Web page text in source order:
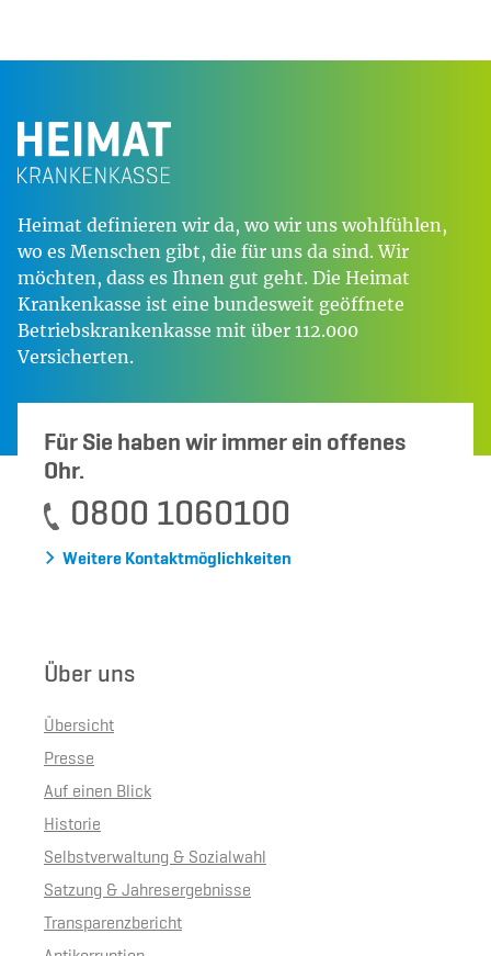
Heimat definieren wir da, wo wir uns wohlfühlen,
wo es Menschen gibt, die für uns da sind. Wir
möchten, dass es Ihnen gut geht. Die Heimat
Krankenkasse ist eine bundesweit geöffnete
Betriebskrankenkasse mit über 112.000
Versicherten.
Für Sie haben wir immer ein offenes
Ohr.
0800 1060100
Weitere Kontaktmöglichkeiten
Über uns
Übersicht
Presse
Auf einen Blick
Historie
Selbstverwaltung & Sozialwahl
Satzung & Jahresergebnisse
Transparenzbericht